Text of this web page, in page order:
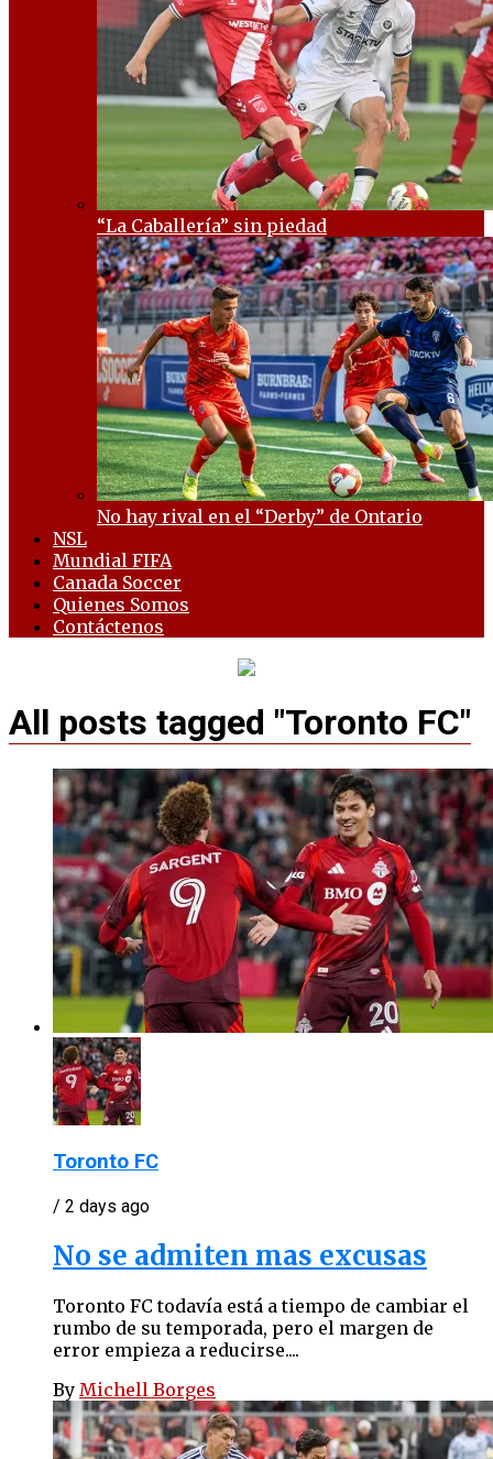
“La Caballería” sin piedad
No hay rival en el “Derby” de Ontario
NSL
Mundial FIFA
Canada Soccer
Quienes Somos
Contáctenos
All posts tagged "Toronto FC"
Toronto FC
/ 2 days ago
No se admiten mas excusas
Toronto FC todavía está a tiempo de cambiar el
rumbo de su temporada, pero el margen de
error empieza a reducirse....
By Michell Borges